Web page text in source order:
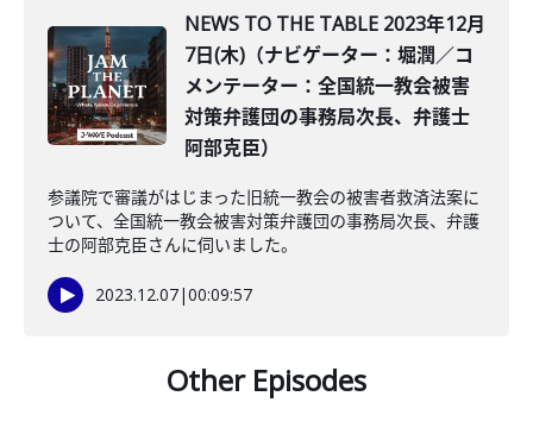
NEWS TO THE TABLE 2023年12月
7日(木)（ナビゲーター：堀潤／コ
メンテーター：全国統一教会被害
対策弁護団の事務局次長、弁護士
阿部克臣）
参議院で審議がはじまった旧統一教会の被害者救済法案に
ついて、全国統一教会被害対策弁護団の事務局次長、弁護
士の阿部克臣さんに伺いました。
2023.12.07|00:09:57
Other Episodes